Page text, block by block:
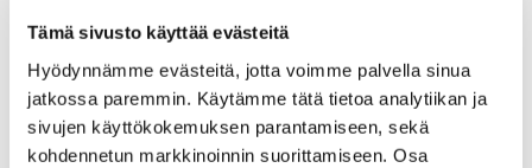
Tämä sivusto käyttää evästeitä
Hyödynnämme evästeitä, jotta voimme palvella sinua
jatkossa paremmin. Käytämme tätä tietoa analytiikan ja
sivujen käyttökokemuksen parantamiseen, sekä
kohdennetun markkinoinnin suorittamiseen. Osa
Yyteri, 28840 Pori